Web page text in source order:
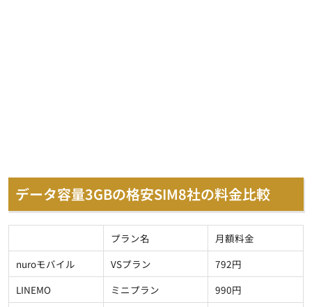
データ容量3GBの格安SIM8社の料金比較
プラン名
月額料金
nuroモバイル
VSプラン
792円
LINEMO
ミニプラン
990円